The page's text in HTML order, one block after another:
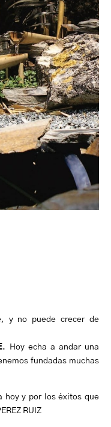
y no puede crecer de
. Hoy echa a andar una
fundadas muchas
hoy y por los éxitos que
RUIZ